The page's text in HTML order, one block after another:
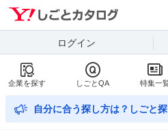
ログイン
企業を探す しごとQA 特集一
自分に合う探し方は？しごと